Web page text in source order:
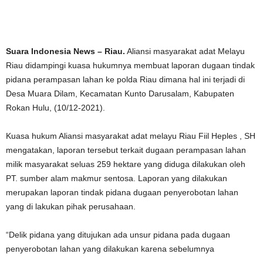
Suara Indonesia News – Riau. Aliansi masyarakat adat Melayu
Riau didampingi kuasa hukumnya membuat laporan dugaan tindak
pidana perampasan lahan ke polda Riau dimana hal ini terjadi di
Desa Muara Dilam, Kecamatan Kunto Darusalam, Kabupaten
Rokan Hulu, (10/12-2021).
Kuasa hukum Aliansi masyarakat adat melayu Riau Fiil Heples , SH
mengatakan, laporan tersebut terkait dugaan perampasan lahan
milik masyarakat seluas 259 hektare yang diduga dilakukan oleh
PT. sumber alam makmur sentosa. Laporan yang dilakukan
merupakan laporan tindak pidana dugaan penyerobotan lahan
yang di lakukan pihak perusahaan.
“Delik pidana yang ditujukan ada unsur pidana pada dugaan
penyerobotan lahan yang dilakukan karena sebelumnya